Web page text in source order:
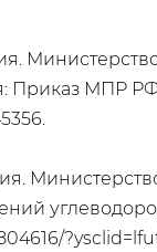
Приказ МПР РФ